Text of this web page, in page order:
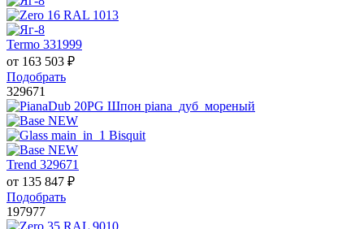
Termo 331999
от 163 503 ₽
Подобрать
329671
Trend 329671
от 135 847 ₽
Подобрать
197977